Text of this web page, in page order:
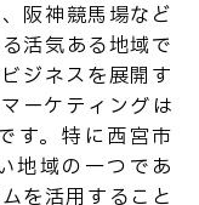
阪神競馬場など
活気ある地域で
ジネスを展開す
ーケティングは
す。特に西宮市
地域の一つであ
を活用すること